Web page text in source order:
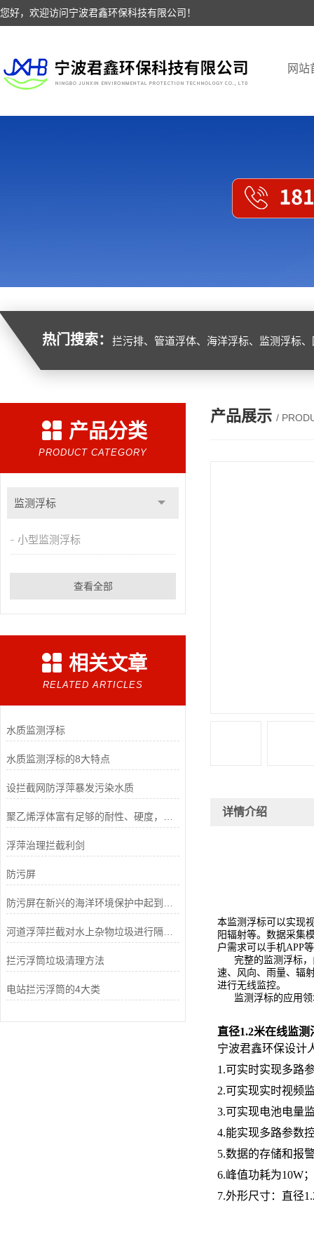
您好，欢迎访问宁波君鑫环保科技有限公司！
网站
热门搜索： 拦污排、管道浮体、海洋浮标、监测浮标
产品分类
PRODUCT CATEGORY
监测浮标
小型监测浮标
查看全部
相关文章
RELATED ARTICLES
水质监测浮标
水质监测浮标的8大特点
设拦截网防浮萍暴发污染水质
浮萍治理拦截利剑
防污屏
河道浮萍拦截对水上杂物垃圾进行隔离打捞，提高工作效率和清理效果
拦污浮筒垃圾清理方法
电站拦污浮筒的4大类
产品展示 /
详情介绍
本监测浮标可以实现
阳辐射等。数据采集
户需求可以手机APP
完整的监测浮标
速、风向、雨量、辐
进行无线监控。
监测浮标的应用
直径1.2米在线监测
宁波君鑫环保设计
1.可实时实现多路
2.可实现实时视频
3.可实现电池电量
4.能实现多路参数
5.数据的存储和报
6.峰值功耗为10W
7.外形尺寸：直径